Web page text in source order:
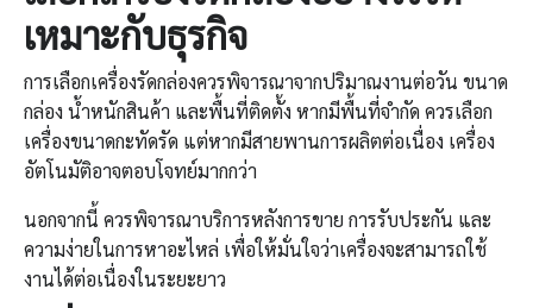
เหมาะกับธุรกิจ
การเลือกเครื่องรัดกล่องควรพิจารณาจากปริมาณงานต่อวัน ขนาด
กล่อง น้ำหนักสินค้า และพื้นที่ติดตั้ง หากมีพื้นที่จำกัด ควรเลือก
เครื่องขนาดกะทัดรัด แต่หากมีสายพานการผลิตต่อเนื่อง เครื่อง
อัตโนมัติอาจตอบโจทย์มากกว่า
นอกจากนี้ ควรพิจารณาบริการหลังการขาย การรับประกัน และ
ความง่ายในการหาอะไหล่ เพื่อให้มั่นใจว่าเครื่องจะสามารถใช้
งานได้ต่อเนื่องในระยะยาว